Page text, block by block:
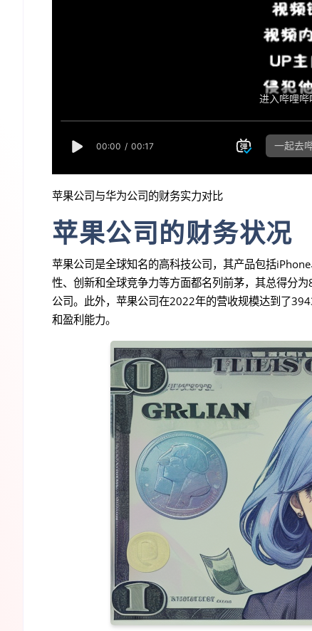
苹果公司与华为公司的财务实力对比
苹果公司的财务状况
苹果公司是全球知名的高科技公司，其产品包括
性、创新和全球竞争力等方面都名列前茅，其总得分
公司。此外，苹果公司在2022年的营收规模达到了
和盈利能力。